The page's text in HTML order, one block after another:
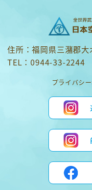
住所：福岡県三潴郡
TEL：0944-33-2244
プライバシ